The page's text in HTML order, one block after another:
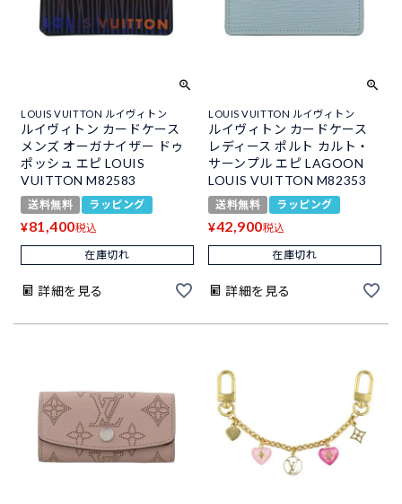
LOUIS VUITTON ルイヴィトン
ルイヴィトン カードケース
メンズ オーガナイザー ドゥ
ポッシュ エピ LOUIS
VUITTON M82583
送料無料 ラッピング
¥81,400税込
在庫切れ
詳細を見る
LOUIS VUITTON ルイヴィトン
ルイヴィトン カードケース
レディース ポルト カルト・
サーンプル エピ LAGOON
LOUIS VUITTON M82353
送料無料 ラッピング
¥42,900税込
在庫切れ
詳細を見る